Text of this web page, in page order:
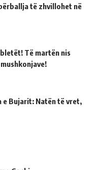
të zhvillohet në
Të martën nis
e Bujarit: Natën të vret,